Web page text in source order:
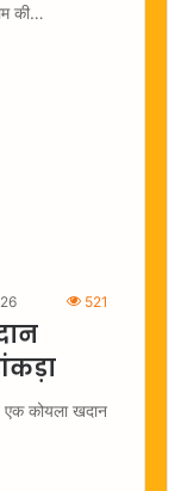
की…
521
एक कोयला खदान